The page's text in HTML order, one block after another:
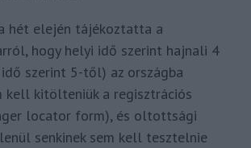
hét elején tájékoztatta a
hogy helyi idő szerint hajnali 4
szerint 5-től) az országba
kell kitölteniük a regisztrációs
locator form), és oltottsági
senkinek sem kell tesztelnie